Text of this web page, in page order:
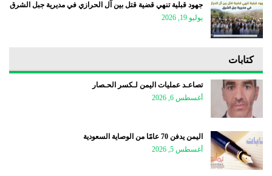
جهود قبلية تنهي قضية قتل بين آل الحرازي في مديرية جبل الشرق
يوليو 19, 2026
كتابات
تصاعـد عمليات اليمن لـكسر الحـصار
أغسطس 6, 2026
اليمن يدفن 70 عامًا من الوصاية السعودية
أغسطس 5, 2026